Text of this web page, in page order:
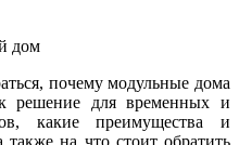
дом
почему модульные дома
решение для временных и
какие преимущества и
также на что стоит обратить